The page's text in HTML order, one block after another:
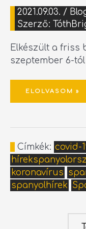
2021.09.03. /
Szerző:
Elkészült a friss
szeptember 6-tól
ELOLVASOM »
Címkék: covid-
koronavírus
spanyolhírek